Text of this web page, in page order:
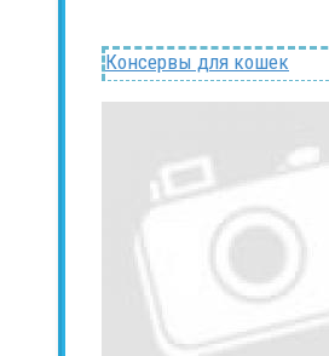
Консервы для кошек